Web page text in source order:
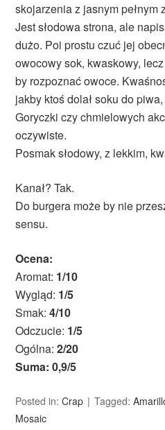
skojarzenia z jasnym pełnym
Jest słodowa strona, ale
dużo. Poi prostu czuć jej
owocowy sok, kwaskowy,
by rozpoznać owoce.
jakby ktoś dolał soku do
Goryczki czy chmielowych
oczywiste.
Posmak słodowy, z lekkim,
Kanał? Tak.
Do burgera może by nie
sensu.
Ocena:
Aromat: 1/10
Wygląd: 1/5
Smak:4/10
Odczucie: 1/5
Ogólna:2/20
Suma: 0,9/5
Posted in:Crap Tagged:
Mosaic